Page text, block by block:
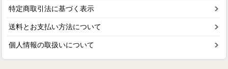
特定商取引法に基づく表示
送料とお支払い方法について
個人情報の取扱いについて